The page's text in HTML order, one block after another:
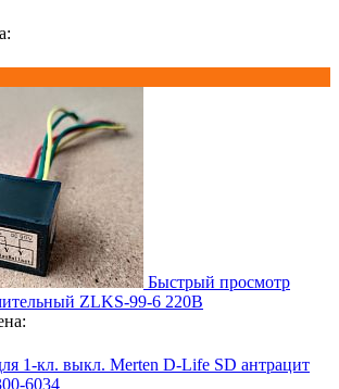
Быстрый просмотр
ZLKS-99-6 220В